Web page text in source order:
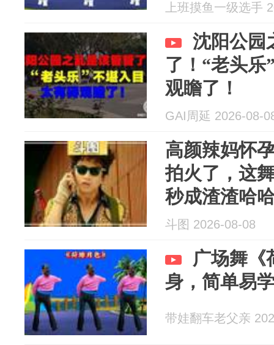
上班摸鱼一级选手
沈阳公园
了！“老头乐
观瞻了！
GAI周延 2026-08-
高颜辣妈怀
拍火了，这
秒成渣渣哈
斗图 2026-08-08
广场舞《
身，简单易
带娃翻车老父亲